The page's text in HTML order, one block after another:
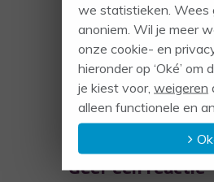
Geef een reactie
we statistieken. Wees
anoniem. Wil je meer
onze cookie- en
hieronder op ‘Oké’
je kiest voor, weigeren
alleen functionele en